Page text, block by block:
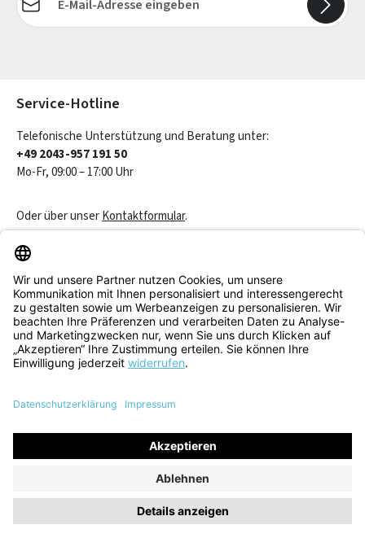
Service-Hotline
Telefonische Unterstützung und Beratung unter:
+49 2043-957 191 50
Mo-Fr, 09:00 – 17:00 Uhr
Oder über unserKontaktformular.
Service & Beratung
Informationen
© 2026 Think! Store
Alle Preise inkl. gesetzl. Mehrwertsteuer zzgl.
ggf. Nachnahmegebühren, wenn nicht anders angegeben.